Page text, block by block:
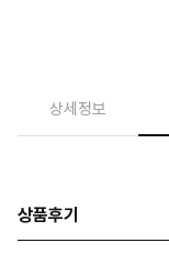
상세정보
상품후기